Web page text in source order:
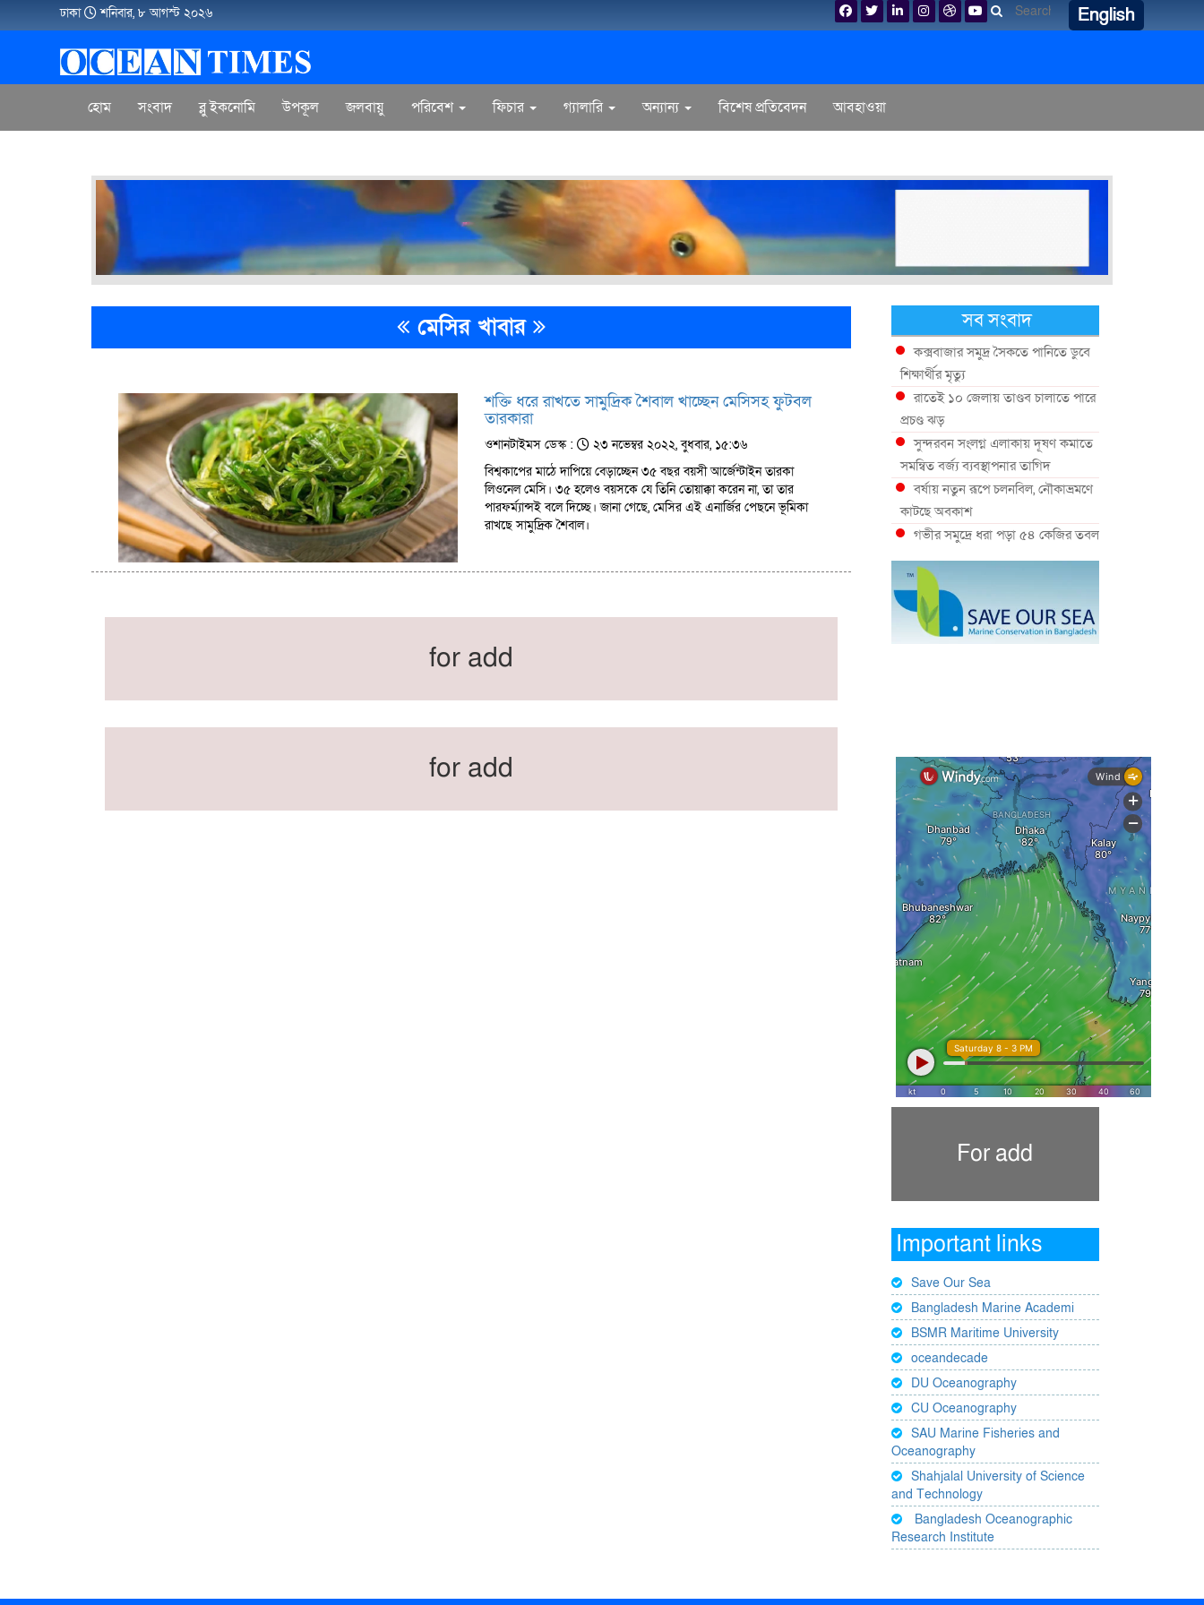
ঢাকা শনিবার, ৮ আগস্ট ২০২৬ English
হোম সংবাদ ব্লু ইকনোমি উপকূল জলবায়ু পরিবেশ ফিচার গ্যালারি অন্যান্য বিশেষ প্রতিবেদন আবহাওয়া
মেসির খাবার
শক্তি ধরে রাখতে সামুদ্রিক শৈবাল খাচ্ছেন মেসিসহ ফুটবল
তারকারা
ওশানটাইমস ডেস্ক :
২৩ নভেম্বর ২০২২, বুধবার, ১৫:৩৬
বিশ্বকাপের মাঠে দাপিয়ে বেড়াচ্ছেন ৩৫ বছর বয়সী আর্জেন্টাইন তারকা
লিওনেল মেসি। ৩৫ হলেও বয়সকে যে তিনি তোয়াক্কা করেন না, তা তার
পারফর্ম্যান্সই বলে দিচ্ছে। জানা গেছে, মেসির এই এনার্জির পেছনে ভূমিকা
রাখছে সামুদ্রিক শৈবাল।
for add
for add
সব সংবাদ
কক্সবাজার সমুদ্র সৈকতে পানিতে ডুবে
শিক্ষার্থীর মৃত্যু
রাতেই ১০ জেলায় তাণ্ডব চালাতে পারে
প্রচণ্ড ঝড়
সুন্দরবন সংলগ্ন এলাকায় দূষণ কমাতে
সমন্বিত বর্জ্য ব্যবস্থাপনার তাগিদ
বর্ষায় নতুন রূপে চলনবিল, নৌকাভ্রমণে
কাটছে অবকাশ
গভীর সমুদ্রে ধরা পড়া ৫৪ কেজির তবল
মাছ
কক্সবাজারে প্যারাসেইলিংয়ে নিরাপত্তা
ঝুঁকি, নেই স্থায়ী পদক্ষেপ
১৩ জেলায় ঝোড়ো হাওয়া-বজ্রবৃষ্টির
শঙ্কা, নদীবন্দরে ১ নম্বর সতর্কসংকেত
সাগরে একাধিক লঘুচাপের শঙ্কা
For add
Important links
Save Our Sea
Bangladesh Marine Academi
BSMR Maritime University
oceandecade
DU Oceanography
CU Oceanography
SAU Marine Fisheries and
Oceanography
Shahjalal University of Science
and Technology
Bangladesh Oceanographic
Research Institute